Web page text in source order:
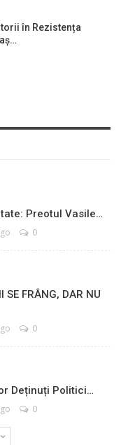
în Rezistența
Preotul Vasile…
0
FRÂNG, DAR NU
0
Deținuți Politici…
0